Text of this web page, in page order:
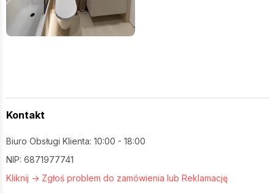
Kontakt
Biuro Obsługi Klienta: 10:00 - 18:00
NIP: 6871977741
Kliknij -> Zgłoś problem do zamówienia lub Reklamację